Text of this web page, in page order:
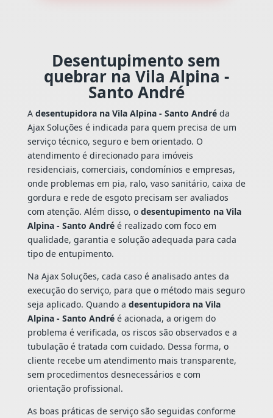
Desentupimento sem
quebrar na Vila Alpina -
Santo André
A desentupidora na Vila Alpina - Santo Andréda
Ajax Soluções é indicada para quem precisa de um
serviço técnico, seguro e bem orientado. O
atendimento é direcionado para imóveis
residenciais, comerciais, condomínios e empresas,
onde problemas em pia, ralo, vaso sanitário, caixa de
gordura e rede de esgoto precisam ser avaliados
com atenção. Além disso, o desentupimento na Vila
Alpina - Santo Andréé realizado com foco em
qualidade, garantia e solução adequada para cada
tipo de entupimento.
Na Ajax Soluções, cada caso é analisado antes da
execução do serviço, para que o método mais seguro
seja aplicado. Quando a desentupidora na Vila
Alpina - Santo Andréé acionada, a origem do
problema é verificada, os riscos são observados e a
tubulação é tratada com cuidado. Dessa forma, o
cliente recebe um atendimento mais transparente,
sem procedimentos desnecessários e com
orientação profissional.
As boas práticas de serviço são seguidas conforme